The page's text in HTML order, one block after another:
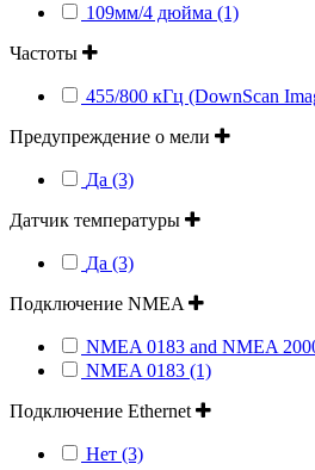
109мм/4 дюйма (1)
Частоты
455/800 кГц (DownScan
Предупреждение о мели
Да (3)
Датчик температуры
Да (3)
Подключение NMEA
NMEA 0183 and NMEA
NMEA 0183 (1)
Подключение Ethernet
Нет (3)